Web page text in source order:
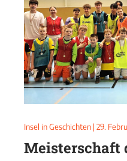
Insel in Geschichten | 29.
Meisterschaft